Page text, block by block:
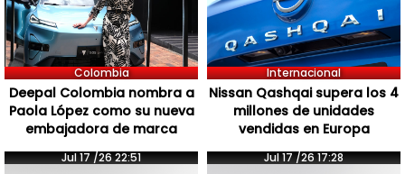
Colombia
Deepal Colombia nombra a
Paola López como su nueva
embajadora de marca
Internacional
Nissan Qashqai supera los 4
millones de unidades
vendidas en Europa
Jul 17 /26 22:51 Jul 17 /26 17:28